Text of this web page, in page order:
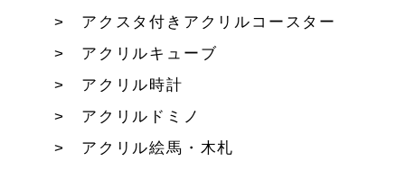
アクスタ付きアクリルコースター
アクリルキューブ
アクリル時計
アクリルドミノ
アクリル絵馬・木札